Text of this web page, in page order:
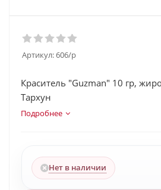
Артикул:606/p
Краситель "Guzman" 10 гр,
Тархун
Подробнее
Нет в наличии